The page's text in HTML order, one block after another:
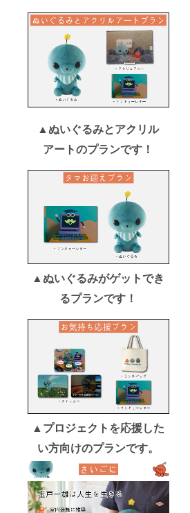
▲ぬいぐるみとアクリル
アートのプランです！
▲ぬいぐるみがゲットでき
るプランです！
▲プロジェクトを応援した
い方向けのプランです。